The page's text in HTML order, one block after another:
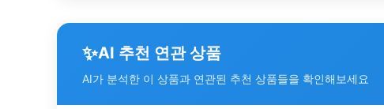
✨AI 추천 연관 상품
AI가 분석한 이 상품과 연관된 추천 상품들을 확인해보세요